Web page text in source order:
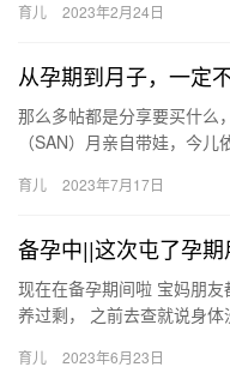
业…
育儿 2023年2月24日
从孕期到月子，一定
那么多帖都是分享要买什么
（SAN）月亲自带娃，今
育儿 2023年7月17日
备孕中||这次屯了孕
现在在备孕期间啦 宝妈朋
养过剩， 之前去查就说身
育儿 2023年6月23日